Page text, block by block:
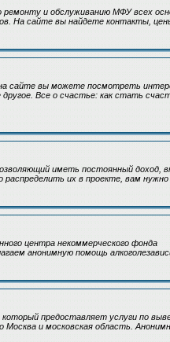
и обслуживанию МФУ всех
На сайте вы найдете контакты,
сайте вы можете посмотреть
Все о счастье: как стать
иметь постоянный доход,
их в проекте, вам
центра некоммерческого фонда
анонимную помощь
предоставляет услуги по
Москва и московская область.